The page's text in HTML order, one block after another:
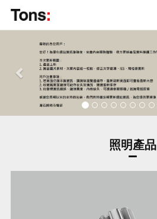
Previous
照明產品